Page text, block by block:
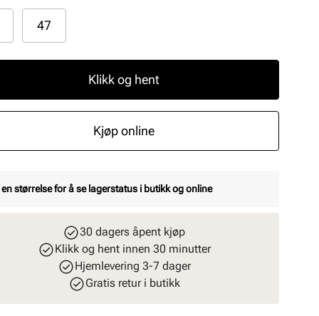
47
Klikk og hent
Kjøp online
størrelse for å se lagerstatus i butikk og online
30 dagers åpent kjøp
Klikk og hent innen 30 minutter
Hjemlevering 3-7 dager
Gratis retur i butikk